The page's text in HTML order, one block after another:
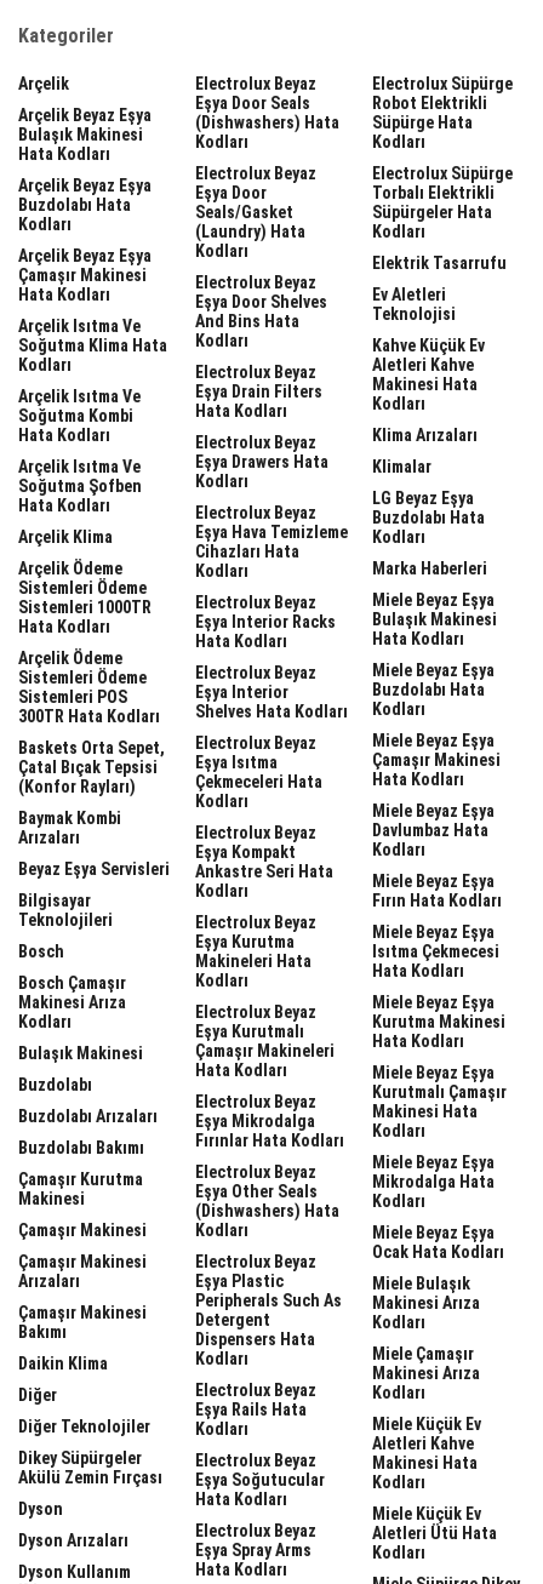
Kategoriler
Arçelik
Arçelik Beyaz Eşya
Bulaşık Makinesi
Hata Kodları
Arçelik Beyaz Eşya
Buzdolabı Hata
Kodları
Arçelik Beyaz Eşya
Çamaşır Makinesi
Hata Kodları
Arçelik Isıtma Ve
Soğutma Klima Hata
Kodları
Arçelik Isıtma Ve
Soğutma Kombi
Hata Kodları
Arçelik Isıtma Ve
Soğutma Şofben
Hata Kodları
Arçelik Klima
Arçelik Ödeme
Sistemleri Ödeme
Sistemleri 1000TR
Hata Kodları
Arçelik Ödeme
Sistemleri Ödeme
Sistemleri POS
300TR Hata Kodları
Baskets Orta Sepet,
Çatal Bıçak Tepsisi
(Konfor Rayları)
Baymak Kombi
Arızaları
Beyaz Eşya Servisleri
Bilgisayar
Teknolojileri
Bosch
Bosch Çamaşır
Makinesi Arıza
Kodları
Bulaşık Makinesi
Buzdolabı
Buzdolabı Arızaları
Buzdolabı Bakımı
Çamaşır Kurutma
Makinesi
Çamaşır Makinesi
Çamaşır Makinesi
Arızaları
Çamaşır Makinesi
Bakımı
Daikin Klima
Diğer
Diğer Teknolojiler
Dikey Süpürgeler
Akülü Zemin Fırçası
Dyson
Dyson Arızaları
Dyson Kullanım
Electrolux Beyaz
Eşya Door Seals
(dishwashers) Hata
Kodları
Electrolux Beyaz
Eşya Door
Seals/gasket
(laundry) Hata
Kodları
Electrolux Beyaz
Eşya Door Shelves
And Bins Hata
Kodları
Electrolux Beyaz
Eşya Drain Filters
Hata Kodları
Electrolux Beyaz
Eşya Drawers Hata
Kodları
Electrolux Beyaz
Eşya Hava Temizleme
Cihazları Hata
Kodları
Electrolux Beyaz
Eşya Interior Racks
Hata Kodları
Electrolux Beyaz
Eşya Interior
Shelves Hata Kodları
Electrolux Beyaz
Eşya Isıtma
Çekmeceleri Hata
Kodları
Electrolux Beyaz
Eşya Kompakt
Ankastre Seri Hata
Kodları
Electrolux Beyaz
Eşya Kurutma
Makineleri Hata
Kodları
Electrolux Beyaz
Eşya Kurutmalı
Çamaşır Makineleri
Hata Kodları
Electrolux Beyaz
Eşya Mikrodalga
Fırınlar Hata Kodları
Electrolux Beyaz
Eşya Other Seals
(dishwashers) Hata
Kodları
Electrolux Beyaz
Eşya Plastic
Peripherals Such As
Detergent
Dispensers Hata
Kodları
Electrolux Beyaz
Eşya Rails Hata
Kodları
Electrolux Beyaz
Eşya Soğutucular
Hata Kodları
Electrolux Beyaz
Eşya Spray Arms
Hata Kodları
Electrolux Süpürge
Robot Elektrikli
Süpürge Hata
Kodları
Electrolux Süpürge
Torbalı Elektrikli
Süpürgeler Hata
Kodları
Elektrik Tasarrufu
Ev Aletleri
Teknolojisi
Kahve Küçük Ev
Aletleri Kahve
Makinesi Hata
Kodları
Klima Arızaları
Klimalar
LG Beyaz Eşya
Buzdolabı Hata
Kodları
Marka Haberleri
Miele Beyaz Eşya
Bulaşık Makinesi
Hata Kodları
Miele Beyaz Eşya
Buzdolabı Hata
Kodları
Miele Beyaz Eşya
Çamaşır Makinesi
Hata Kodları
Miele Beyaz Eşya
Davlumbaz Hata
Kodları
Miele Beyaz Eşya
Fırın Hata Kodları
Miele Beyaz Eşya
Isıtma Çekmecesi
Hata Kodları
Miele Beyaz Eşya
Kurutma Makinesi
Hata Kodları
Miele Beyaz Eşya
Kurutmalı Çamaşır
Makinesi Hata
Kodları
Miele Beyaz Eşya
Mikrodalga Hata
Kodları
Miele Beyaz Eşya
Ocak Hata Kodları
Miele Bulaşık
Makinesi Arıza
Kodları
Miele Çamaşır
Makinesi Arıza
Kodları
Miele Küçük Ev
Aletleri Kahve
Makinesi Hata
Kodları
Miele Küçük Ev
Aletleri Ütü Hata
Kodları